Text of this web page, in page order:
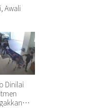
Awali
Dinilai